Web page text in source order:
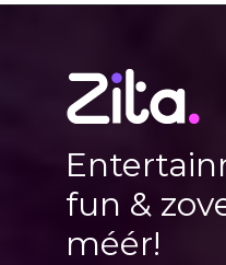
fun &
méér!